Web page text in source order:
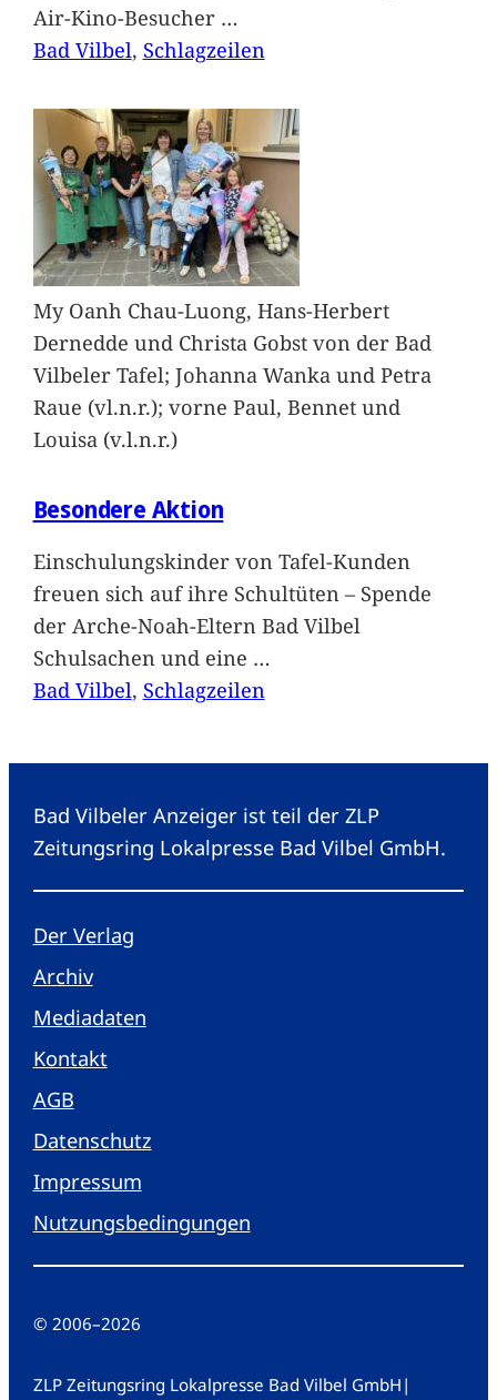
Air-Kino-Besucher …
Bad Vilbel, Schlagzeilen
My Oanh Chau-Luong, Hans-Herbert
Dernedde und Christa Gobst von der Bad
Vilbeler Tafel; Johanna Wanka und Petra
Raue (vl.n.r.); vorne Paul, Bennet und
Louisa (v.l.n.r.)
Besondere Aktion
Einschulungskinder von Tafel-Kunden
freuen sich auf ihre Schultüten – Spende
der Arche-Noah-Eltern Bad Vilbel
Schulsachen und eine …
Bad Vilbel, Schlagzeilen
Bad Vilbeler Anzeiger ist teil der ZLP
Zeitungsring Lokalpresse Bad Vilbel GmbH.
Der Verlag
Archiv
Mediadaten
Kontakt
AGB
Datenschutz
Impressum
Nutzungsbedingungen
© 2006–2026
ZLP Zeitungsring Lokalpresse Bad Vilbel GmbH |